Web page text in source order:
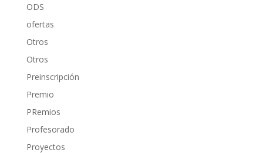
ODS
ofertas
Otros
Otros
Preinscripción
Premio
PRemios
Profesorado
Proyectos